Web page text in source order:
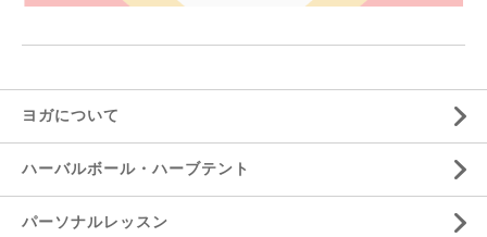
ヨガについて
ハーバルボール・ハーブテント
パーソナルレッスン